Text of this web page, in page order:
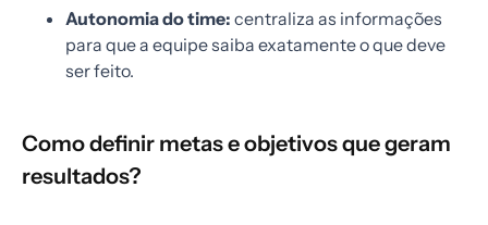
Autonomia do time: centraliza as informações
para que a equipe saiba exatamente o que deve
ser feito.
Como definir metas e objetivos que geram
resultados?